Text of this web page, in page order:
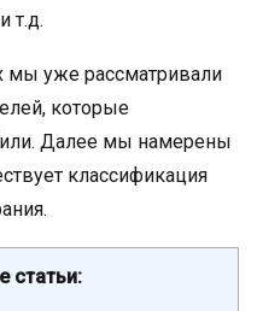
т.д.
мы уже рассматривали
которые
Далее мы намерены
классификация
статьи: